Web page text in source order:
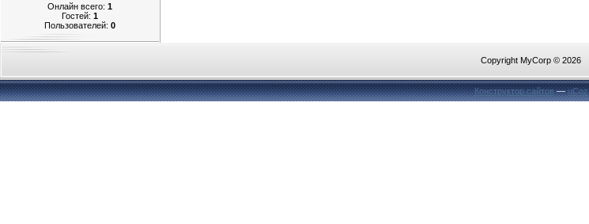
Онлайн всего: 1
Гостей: 1
Пользователей: 0
Copyright MyCorp © 2026
Конструктор сайтов—uCoz